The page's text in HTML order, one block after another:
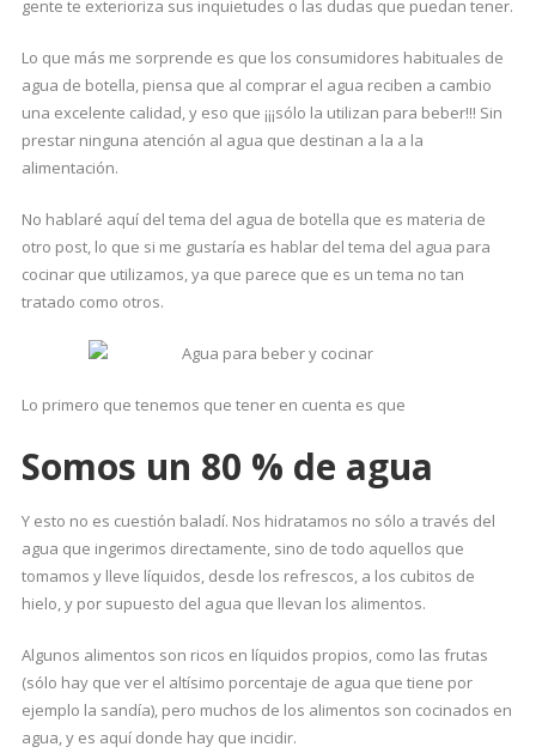
gente te exterioriza sus inquietudes o las dudas que puedan tener.
Lo que más me sorprende es que los consumidores habituales de
agua de botella, piensa que al comprar el agua reciben a cambio
una excelente calidad, y eso que ¡¡¡sólo la utilizan para beber!!! Sin
prestar ninguna atención al agua que destinan a la a la
alimentación.
No hablaré aquí del tema del agua de botella que es materia de
otro post, lo que si me gustaría es hablar del tema del agua para
cocinar que utilizamos, ya que parece que es un tema no tan
tratado como otros.
Lo primero que tenemos que tener en cuenta es que
Somos un 80 % de agua
Y esto no es cuestión baladí. Nos hidratamos no sólo a través del
agua que ingerimos directamente, sino de todo aquellos que
tomamos y lleve líquidos, desde los refrescos, a los cubitos de
hielo, y por supuesto del agua que llevan los alimentos.
Algunos alimentos son ricos en líquidos propios, como las frutas
(sólo hay que ver el altísimo porcentaje de agua que tiene por
ejemplo la sandía), pero muchos de los alimentos son cocinados en
agua, y es aquí donde hay que incidir.